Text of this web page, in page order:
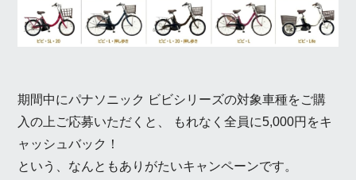
期間中にパナソニック ビビシリーズの対象車種をご購
入の上ご応募いただくと、 もれなく全員に5,000円をキ
ャッシュバック！
という、なんともありがたいキャンペーンです。